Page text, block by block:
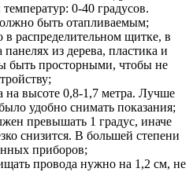
0-40 градусов.
быть отапливаемым;
распределительном щитке, в
из дерева, пластика и
быть просторными, чтобы не
на высоте 0,8-1,7 метра. Лучше
удобно снимать показания;
превышать 1 градус, иначе
снизится. В большей степени
приборов;
провода нужно на 1,2 см, не